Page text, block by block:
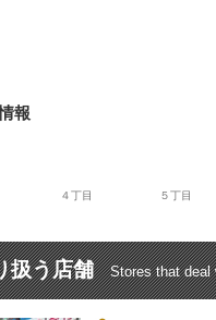
報
４丁目
５丁目
扱う店舗 Stores that deal